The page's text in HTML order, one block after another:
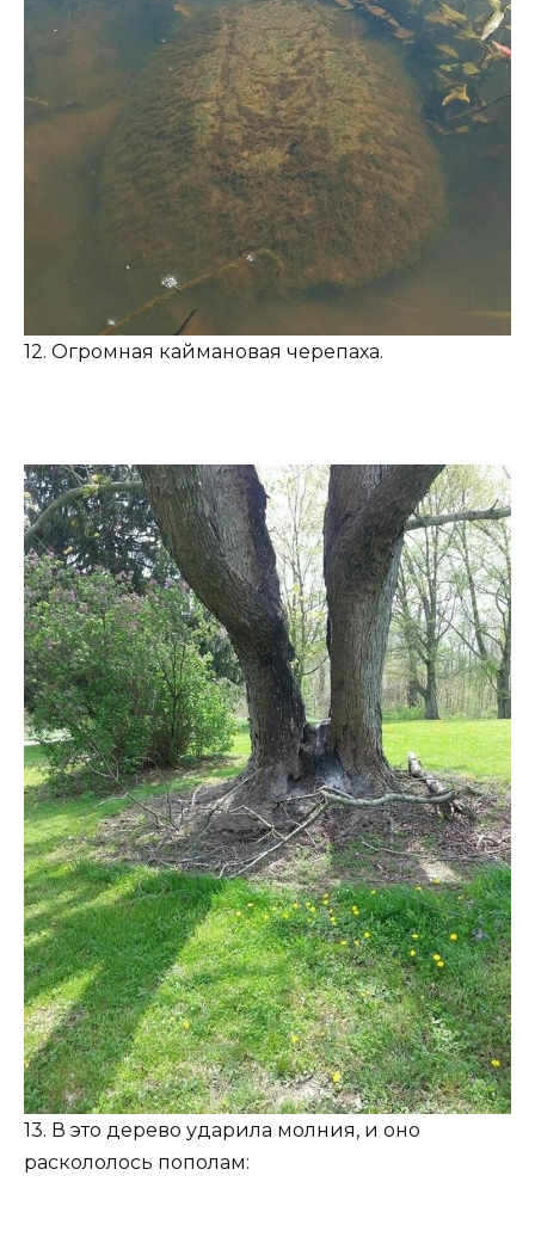
12. Огромная каймановая черепаха.
13. В это дерево ударила молния, и оно
раскололось пополам: